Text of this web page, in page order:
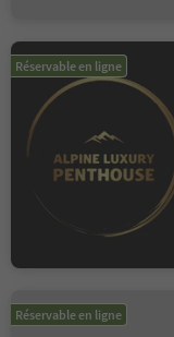
Réservable en ligne
Réservable en ligne